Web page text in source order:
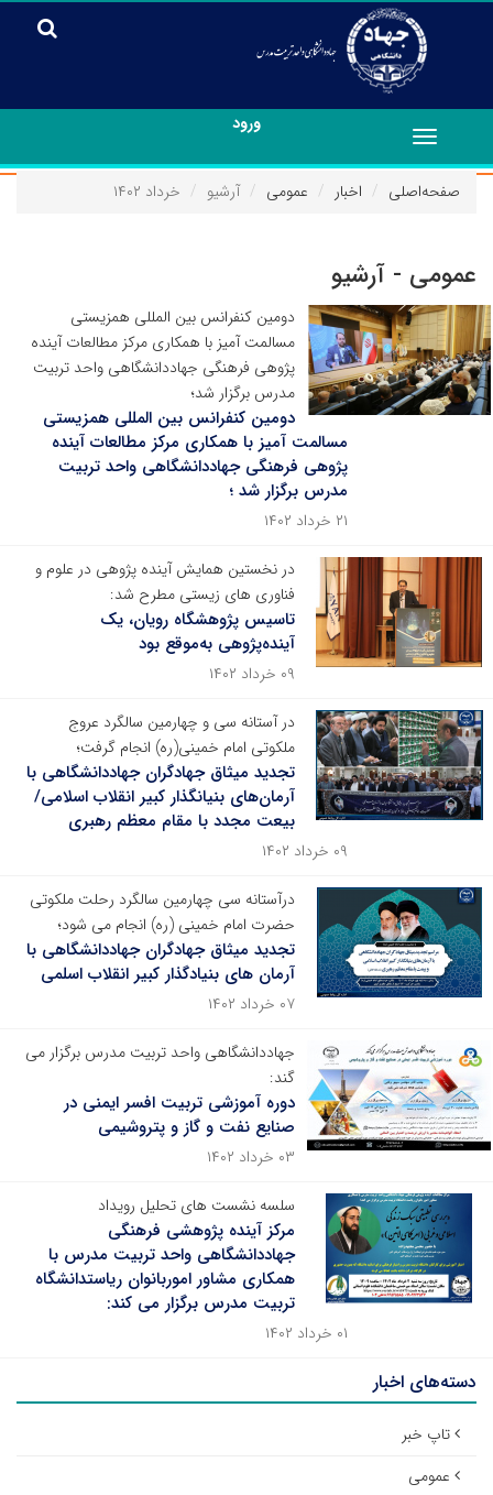
ورود
Toggle
navigation
صفحه‌اصلی
اخبار عمومی آرشیو خرداد ۱۴۰۲
عمومی - آرشیو
دومین کنفرانس بین المللی همزیستی
مسالمت آمیز با همکاری مرکز مطالعات آینده
پژوهی فرهنگی جهاددانشگاهی واحد تربیت
مدرس برگزار شد؛
دومین کنفرانس بین المللی همزیستی
مسالمت آمیز با همکاری مرکز مطالعات آینده
پژوهی فرهنگی جهاددانشگاهی واحد تربیت
مدرس برگزار شد ؛
۲۱ خرداد ۱۴۰۲
در نخستین همایش آینده پژوهی در علوم و
فناوری های زیستی مطرح شد:
تاسیس پژوهشگاه رویان، یک
آینده‌پژوهی به‌موقع بود
۰۹ خرداد ۱۴۰۲
در آستانه سی و چهارمین سالگرد عروج
ملکوتی امام خمینی(ره) انجام گرفت؛
تجدید میثاق جهادگران جهاددانشگاهی با
آرمان‌های بنیانگذار کبیر انقلاب اسلامی/
بیعت مجدد با مقام معظم رهبری
۰۹ خرداد ۱۴۰۲
درآستانه سی چهارمین سالگرد رحلت ملکوتی
حضرت امام خمینی (ره) انجام می شود؛
تجدید میثاق جهادگران جهاددانشگاهی با
آرمان های بنیادگذار کبیر انقلاب اسلمی
۰۷ خرداد ۱۴۰۲
جهاددانشگاهی واحد تربیت مدرس برگزار می
گند:
دوره آموزشی تربیت افسر ایمنی در
صنایع نفت و گاز و پتروشیمی
۰۳ خرداد ۱۴۰۲
سلسه نشست های تحلیل رویداد
مرکز آینده پژوهشی فرهنگی
جهاددانشگاهی واحد تربیت مدرس با
همکاری مشاور اموربانوان ریاستدانشگاه
تربیت مدرس برگزار می کند:
۰۱ خرداد ۱۴۰۲
دسته‌های اخبار
تاپ خبر
عمومی